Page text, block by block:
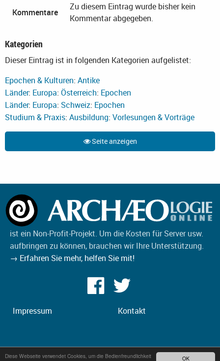
OK
Diese Webseite verwendet Cookies, um die Bedienfreundlichkeit
Kommentare
Zu diesem Eintrag wurde bisher kein
Kommentar abgegeben.
Kategorien
Dieser Eintrag ist in folgenden Kategorien aufgelistet:
Epochen & Kulturen: Antike
Länder: Europa: Österreich: Epochen
Länder: Europa: Schweiz: Epochen
Studium & Praxis: Ausbildung: Vorlesungen & Vorträge
Seite anzeigen
ist ein Non-Profit-Projekt. Um die Kosten für Server usw.
aufbringen zu können, brauchen wir Ihre Unterstützung.
→ Erfahren Sie mehr, helfen Sie mit!
Impressum Kontakt